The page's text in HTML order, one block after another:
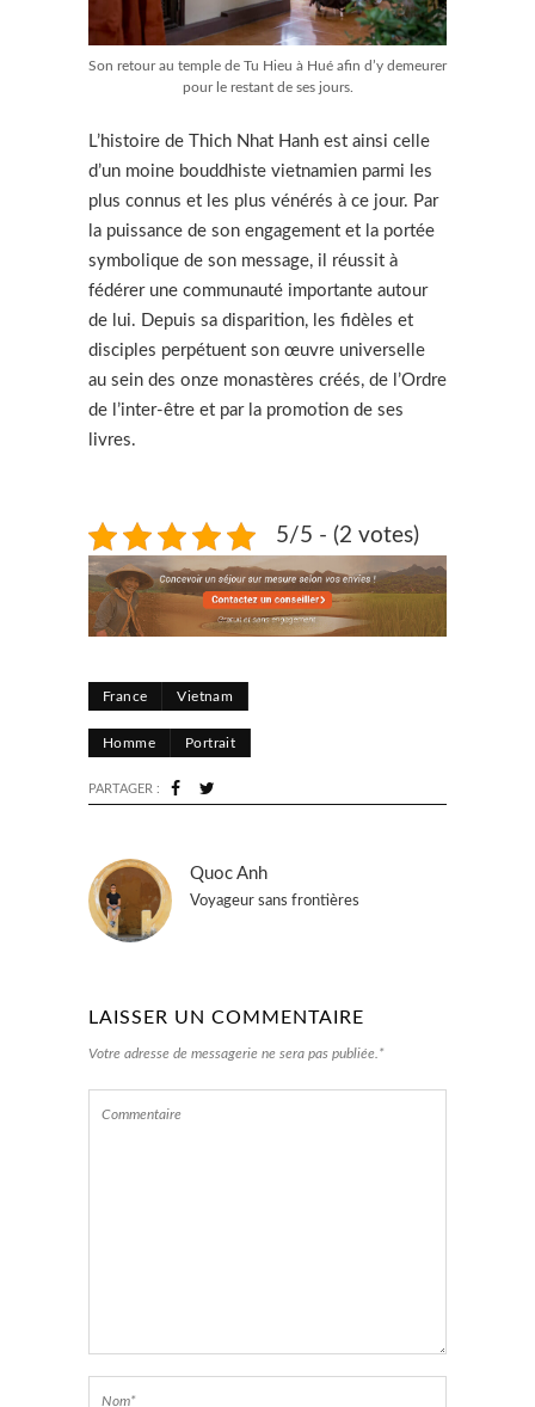
Son retour au temple de Tu Hieu à Hué afin d’y demeurer
pour le restant de ses jours.
L’histoire de Thich Nhat Hanh est ainsi celle
d’un moine bouddhiste vietnamien parmi les
plus connus et les plus vénérés à ce jour. Par
la puissance de son engagement et la portée
symbolique de son message, il réussit à
fédérer une communauté importante autour
de lui. Depuis sa disparition, les fidèles et
disciples perpétuent son œuvre universelle
au sein des onze monastères créés, de l’Ordre
de l’inter-être et par la promotion de ses
livres.
5/5 - (2 votes)
France Vietnam
Homme Portrait
PARTAGER :
Quoc Anh
Voyageur sans frontières
LAISSER UN COMMENTAIRE
Votre adresse de messagerie ne sera pas publiée.*